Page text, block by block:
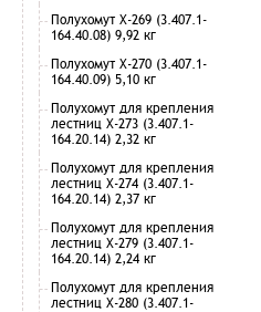
Полухомут Х-269 (3.407.1-
164.40.08) 9,92 кг
Полухомут Х-270 (3.407.1-
164.40.09) 5,10 кг
Полухомут для крепления
лестниц Х-273 (3.407.1-
164.20.14) 2,32 кг
Полухомут для крепления
лестниц Х-274 (3.407.1-
164.20.14) 2,37 кг
Полухомут для крепления
лестниц Х-279 (3.407.1-
164.20.14) 2,24 кг
Полухомут для крепления
лестниц Х-280 (3.407.1-